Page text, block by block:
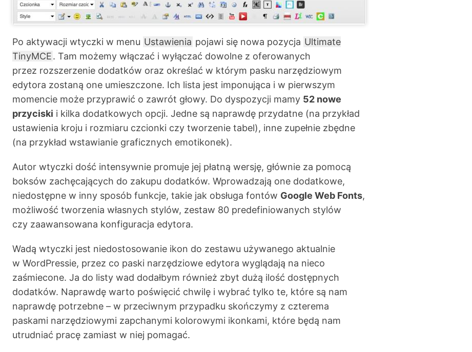
Po aktywacji wtyczki w menu Ustawienia pojawi się nowa pozycja Ultimate
TinyMCE. Tam możemy włączać i wyłączać dowolne z oferowanych
przez rozszerzenie dodatków oraz określać w którym pasku narzędziowym
edytora zostaną one umieszczone. Ich lista jest imponująca i w pierwszym
momencie może przyprawić o zawrót głowy. Do dyspozycji mamy 52 nowe
przyciski i kilka dodatkowych opcji. Jedne są naprawdę przydatne (na przykład
ustawienia kroju i rozmiaru czcionki czy tworzenie tabel), inne zupełnie zbędne
(na przykład wstawianie graficznych emotikonek).
Autor wtyczki dość intensywnie promuje jej płatną wersję, głównie za pomocą
boksów zachęcających do zakupu dodatków. Wprowadzają one dodatkowe,
niedostępne w inny sposób funkcje, takie jak obsługa fontów Google Web Fonts,
możliwość tworzenia własnych stylów, zestaw 80 predefiniowanych stylów
czy zaawansowana konfiguracja edytora.
Wadą wtyczki jest niedostosowanie ikon do zestawu używanego aktualnie
w WordPressie, przez co paski narzędziowe edytora wyglądają na nieco
zaśmiecone. Ja do listy wad dodałbym również zbyt dużą ilość dostępnych
dodatków. Naprawdę warto poświęcić chwilę i wybrać tylko te, które są nam
naprawdę potrzebne – w przeciwnym przypadku skończymy z czterema
paskami narzędziowymi zapchanymi kolorowymi ikonkami, które będą nam
utrudniać pracę zamiast w niej pomagać.